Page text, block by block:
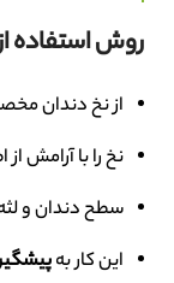
روش استفاده
از نخ دندان
نخ را با آرامش
سطح دندان و لثه
این کار به